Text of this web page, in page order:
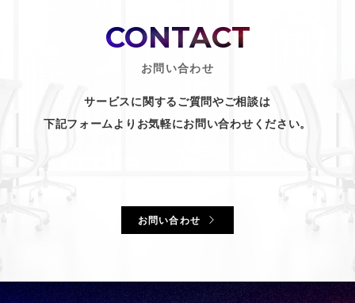
CONTACT
お問い合わせ
サービスに関するご質問やご相談は
下記フォームよりお気軽にお問い合わせください。
お問い合わせ